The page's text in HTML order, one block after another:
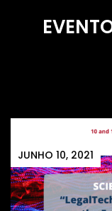
JUNHO 10, 2021